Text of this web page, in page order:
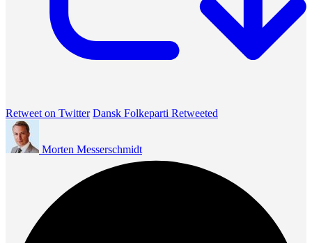
Retweet on Twitter Dansk Folkeparti Retweeted
Morten Messerschmidt